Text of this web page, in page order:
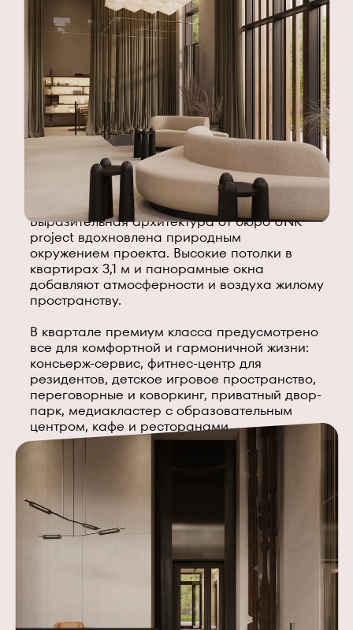
Выразительная архитектура от бюро UNK
project вдохновлена природным
окружением проекта. Высокие потолки в
квартирах 3,1 м и панорамные окна
добавляют атмосферности и воздуха жилому
пространству.
В квартале премиум класса предусмотрено
все для комфортной и гармоничной жизни:
консьерж-сервис, фитнес-центр для
резидентов, детское игровое пространство,
переговорные и коворкинг, приватный двор-
парк, медиакластер с образовательным
центром, кафе и ресторанами.